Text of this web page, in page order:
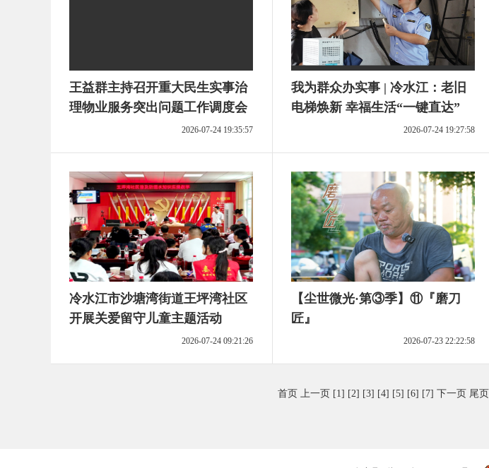
王益群主持召开重大民生实事治
理物业服务突出问题工作调度会
2026-07-24 19:35:57
我为群众办实事 | 冷水江：老旧
电梯焕新 幸福生活“一键直达”
2026-07-24 19:27:58
冷水江市沙塘湾街道王坪湾社区
开展关爱留守儿童主题活动
2026-07-24 09:21:26
【尘世微光·第③季】⑪『磨刀
匠』
2026-07-23 22:22:58
首页 上一页 [1] [2] [3] [4] [5] [6] [7] 下一页 尾页